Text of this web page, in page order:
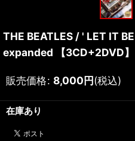
THE BEATLES / ' LET IT
expanded 【3CD+2DVD】
販売価格: 8,000円(税込)
在庫あり